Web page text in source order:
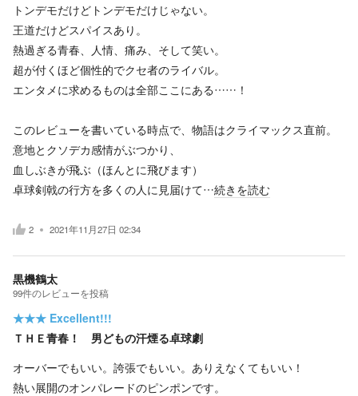
トンデモだけどトンデモだけじゃない。
王道だけどスパイスあり。
熱過ぎる青春、人情、痛み、そして笑い。
超が付くほど個性的でクセ者のライバル。
エンタメに求めるものは全部ここにある……！
このレビューを書いている時点で、物語はクライマックス直前。
意地とクソデカ感情がぶつかり、
血しぶきが飛ぶ（ほんとに飛びます）
卓球剣戟の行方を多くの人に見届けて…続きを読む
2 2021年11月27日 02:34
黒機鶴太
99件のレビューを投稿
★★★ Excellent!!!
ＴＨＥ青春！ 男どもの汗煙る卓球劇
オーバーでもいい。誇張でもいい。ありえなくてもいい！
熱い展開のオンパレードのピンポンです。